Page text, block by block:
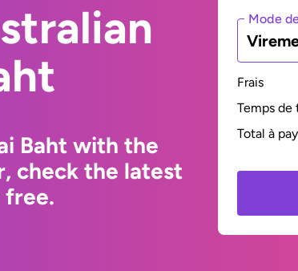
Baht with the
check the latest
free.
Mode
Frais
Temps de
Total à